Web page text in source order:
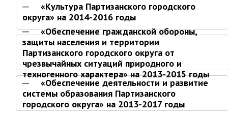
март 2026 г.
февраль 2026 г.
январь 2026 г.
декабрь 2025 г.
ноябрь 2025 г.
октябрь 2025 г.
сентябрь 2025 г.
август 2025 г.
«Культура Партизанского городского
округа» на 2014-2016 годы
«Обеспечение гражданской обороны,
защиты населения и территории
Партизанского городского округа от
чрезвычайных ситуаций природного и
техногенного характера» на 2013-2015 годы
«Обеспечение деятельности и развитие
системы образования Партизанского
городского округа» на 2013-2017 годы